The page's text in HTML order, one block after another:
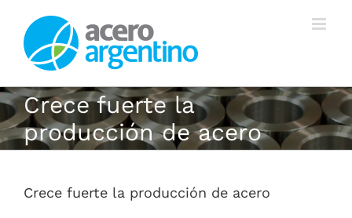
contenido
Crece fuerte la
producción de acero
Crece fuerte la producción de acero